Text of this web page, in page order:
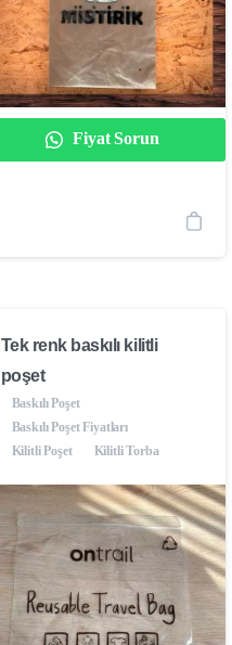
Fiyat Sorun
Tek renk baskılı kilitli
poşet
Baskılı Poşet
Baskılı Poşet Fiyatları
Kilitli Poşet
Kilitli Torba